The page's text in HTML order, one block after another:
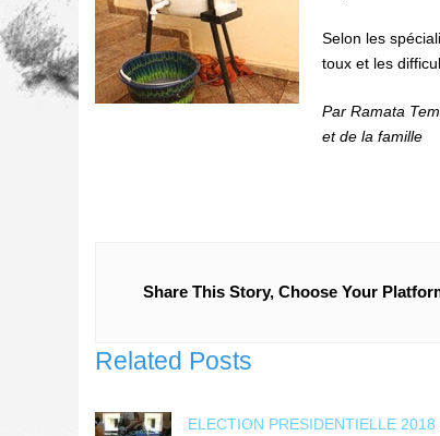
Selon les
toux et les
Par Ramata
et de la famille
Share This Story, Choose Your
Related Posts
ELECTION PRESIDENTIELLE 2018